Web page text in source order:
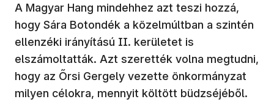
A Magyar Hang mindehhez azt teszi hozzá,
hogy Sára Botondék a közelmúltban a szintén
ellenzéki irányítású II. kerületet is
elszámoltatták. Azt szerették volna megtudni,
hogy az Őrsi Gergely vezette önkormányzat
milyen célokra, mennyit költött büdzséjéből.